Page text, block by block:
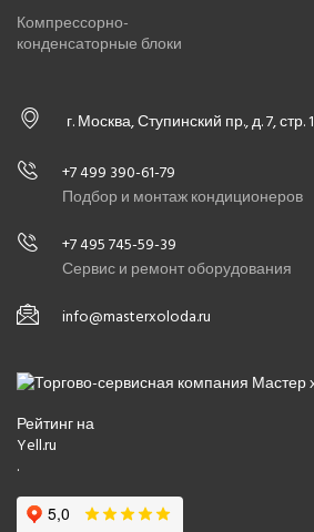
Компрессорно-
конденсаторные блоки
г. Москва, Ступинский пр., д. 7, стр. 1
+7 499 390-61-79
Подбор и монтаж кондиционеров
+7 495 745-59-39
Сервис и ремонт оборудования
info@masterxoloda.ru
Рейтинг на
Yell.ru
.